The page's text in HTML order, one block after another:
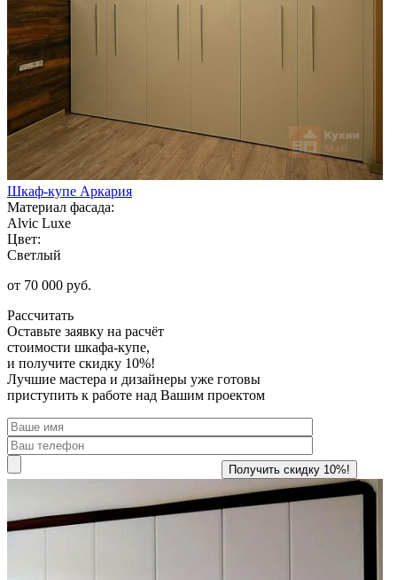
Шкаф-купе Аркария
Материал фасада:
Alvic Luxe
Цвет:
Светлый
от 70 000 руб.
Рассчитать
Оставьте заявку на расчёт
стоимости шкафа-купе,
и получите скидку 10%!
Лучшие мастера и дизайнеры уже готовы
приступить к работе над Вашим проектом